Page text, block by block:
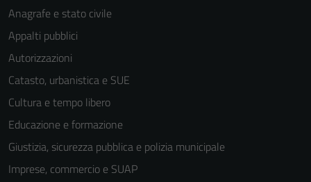
Anagrafe e stato civile
Appalti pubblici
Autorizzazioni
Catasto, urbanistica e SUE
Cultura e tempo libero
Educazione e formazione
Giustizia, sicurezza pubblica e polizia municipale
Imprese, commercio e SUAP